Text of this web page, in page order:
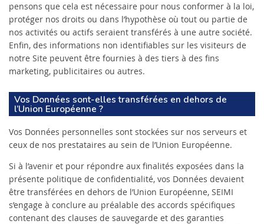
pensons que cela est nécessaire pour nous conformer à la loi,
protéger nos droits ou dans l’hypothèse où tout ou partie de
nos activités ou actifs seraient transférés à une autre société.
Enfin, des informations non identifiables sur les visiteurs de
notre Site peuvent être fournies à des tiers à des fins
marketing, publicitaires ou autres.
Vos Données sont-elles transférées en dehors de
l’Union Européenne ?
Vos Données personnelles sont stockées sur nos serveurs et
ceux de nos prestataires au sein de l’Union Européenne.
Si à l’avenir et pour répondre aux finalités exposées dans la
présente politique de confidentialité, vos Données devaient
être transférées en dehors de l’Union Européenne, SEIMI
s’engage à conclure au préalable des accords spécifiques
contenant des clauses de sauvegarde et des garanties